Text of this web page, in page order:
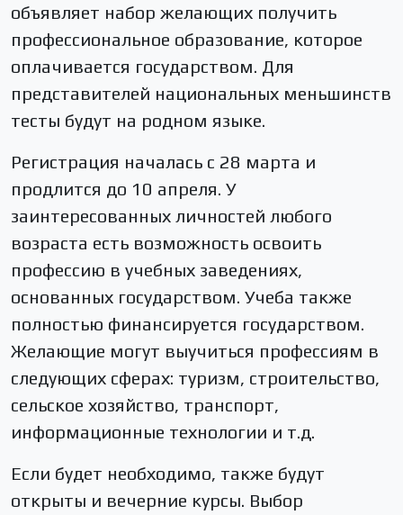
объявляет набор желающих получить
профессиональное образование, которое
оплачивается государством. Для
представителей национальных меньшинств
тесты будут на родном языке.
Регистрация началась с 28 марта и
продлится до 10 апреля. У
заинтересованных личностей любого
возраста есть возможность освоить
профессию в учебных заведениях,
основанных государством. Учеба также
полностью финансируется государством.
Желающие могут выучиться профессиям в
следующих сферах: туризм, строительство,
сельское хозяйство, транспорт,
информационные технологии и т.д.
Если будет необходимо, также будут
открыты и вечерние курсы. Выбор